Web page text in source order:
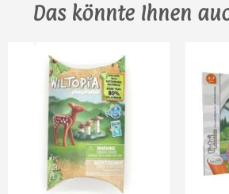
Das könnte Ihnen